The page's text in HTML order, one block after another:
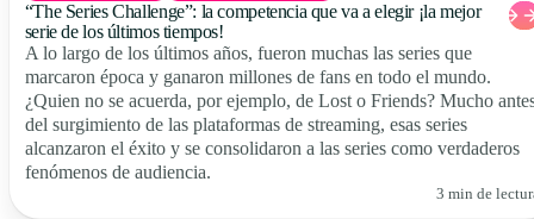
“The Series Challenge”: la competencia que va a elegir ¡la mejor
serie de los últimos tiempos!
A lo largo de los últimos años, fueron muchas las series que
marcaron época y ganaron millones de fans en todo el mundo.
¿Quien no se acuerda, por ejemplo, de Lost o Friends? Mucho
del surgimiento de las plataformas de streaming, esas series
alcanzaron el éxito y se consolidaron a las series como verdaderos
fenómenos de audiencia.
3 min de